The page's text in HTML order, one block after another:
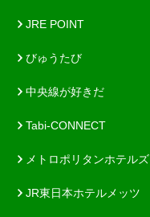
JRE POINT
びゅうたび
中央線が好きだ
Tabi-CONNECT
メトロポリタンホテルズ
JR東日本ホテルメッツ